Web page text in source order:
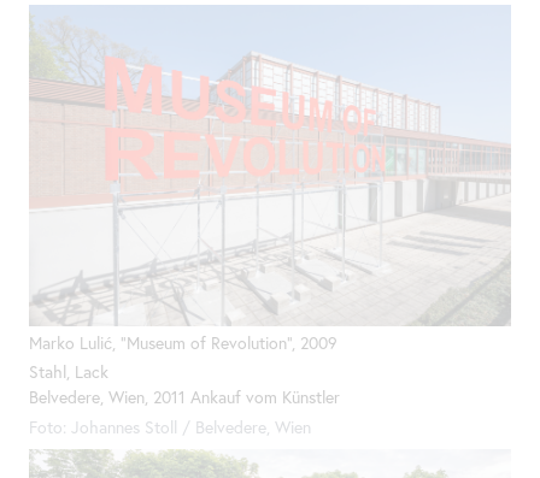
Marko Lulić, "Museum of Revolution", 2009
Stahl, Lack
Belvedere, Wien, 2011 Ankauf vom Künstler
Foto: Johannes Stoll / Belvedere, Wien